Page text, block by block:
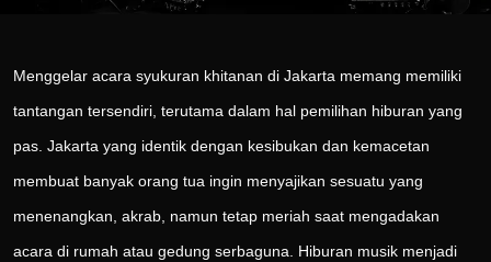
Menggelar acara syukuran khitanan di Jakarta memang memiliki
tantangan tersendiri, terutama dalam hal pemilihan hiburan yang
pas. Jakarta yang identik dengan kesibukan dan kemacetan
membuat banyak orang tua ingin menyajikan sesuatu yang
menenangkan, akrab, namun tetap meriah saat mengadakan
acara di rumah atau gedung serbaguna. Hiburan musik menjadi